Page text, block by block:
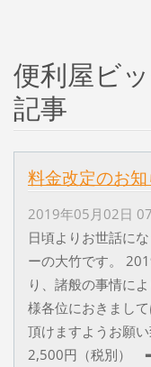
便利屋ビ
記事
料金改定のお
2019年05月02日
日頃よりお世話に
ーの大竹です。
り、諸般の事情に
様各位におきまし
頂けますようお願
2,500円（税別）